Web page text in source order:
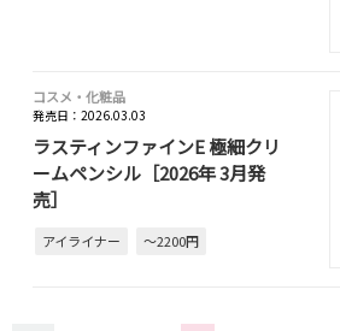
コスメ・化粧品
発売日：2026.03.03
ラスティンファインE 極細クリ
ームペンシル［2026年 3月発
売］
アイライナー ～2200円